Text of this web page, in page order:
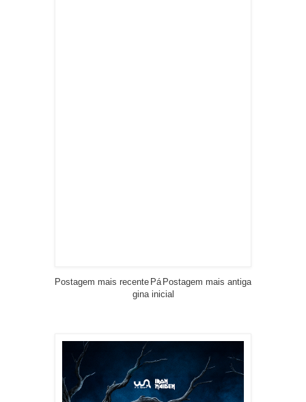
Postagem mais recente Postagem mais antiga
Pá
gina inicial